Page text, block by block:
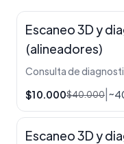
Escaneo 3D y
(alineadores)
$10.000$40.000
Escaneo 3D y